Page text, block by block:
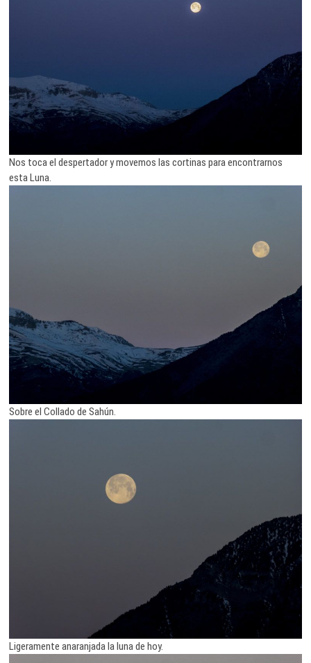
Nos toca el despertador y movemos las cortinas para encontrarnos
esta Luna.
Sobre el Collado de Sahún.
Ligeramente anaranjada la luna de hoy.